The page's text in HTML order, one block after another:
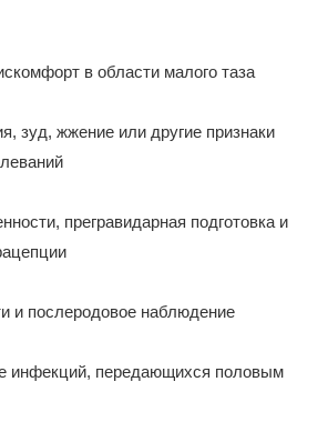
в области малого таза
зуд, жжение или другие признаки
прегравидарная подготовка и
и послеродовое наблюдение
инфекций, передающихся половым